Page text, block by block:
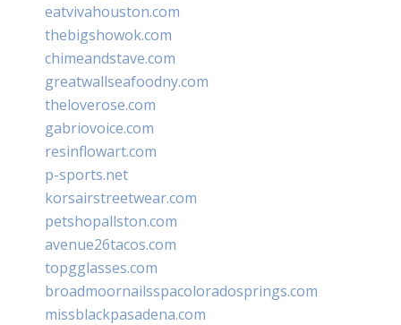
eatvivahouston.com
thebigshowok.com
chimeandstave.com
greatwallseafoodny.com
theloverose.com
gabriovoice.com
resinflowart.com
p-sports.net
korsairstreetwear.com
petshopallston.com
avenue26tacos.com
topgglasses.com
broadmoornailsspacoloradosprings.com
missblackpasadena.com